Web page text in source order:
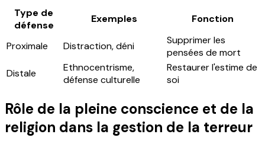
Type de
défense
Exemples Fonction
Proximale Distraction, déni
Supprimer les
pensées de mort
Distale
Ethnocentrisme,
défense culturelle
Restaurer l'estime de
soi
Rôle de la pleine conscience et de la
religion dans la gestion de la terreur